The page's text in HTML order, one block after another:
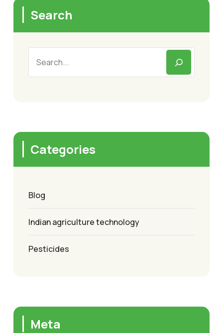
Search
Categories
Blog
Indian agriculture technology
Pesticides
Meta